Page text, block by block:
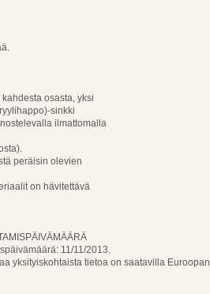
osasta, yksi
sinkki
ilmattomalla
peräisin olevien
on hävitettävä
11/11/2013.
yksityiskohtaista tietoa on saatavilla Euroopan